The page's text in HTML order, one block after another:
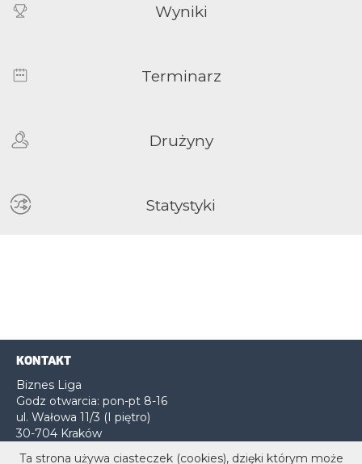
Wyniki
Terminarz
Drużyny
Statystyki
KONTAKT
Biznes Liga
Godz otwarcia: pon-pt 8-16
ul. Wałowa 11/3 (I piętro)
30-704 Kraków
Ta strona używa ciasteczek (cookies), dzięki którym może